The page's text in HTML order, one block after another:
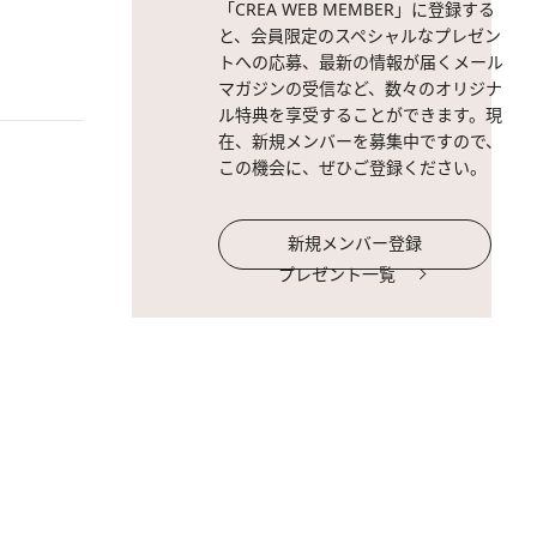
「CREA WEB MEMBER」に登録する
と、会員限定のスペシャルなプレゼン
トへの応募、最新の情報が届くメール
マガジンの受信など、数々のオリジナ
ル特典を享受することができます。現
在、新規メンバーを募集中ですので、
この機会に、ぜひご登録ください。
新規メンバー登録
プレゼント一覧